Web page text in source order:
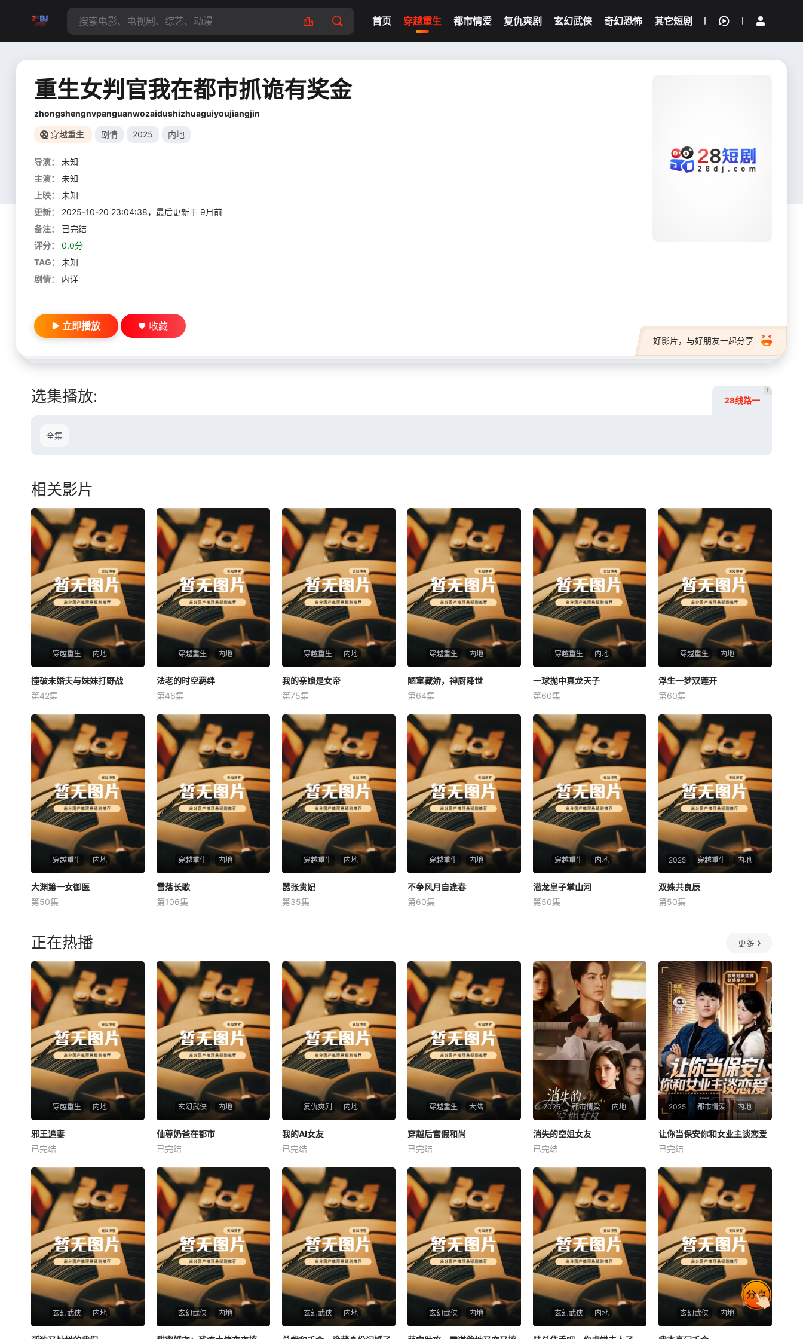
首页 穿越重生 都市情爱 复仇爽剧 玄幻武侠 奇幻恐怖 其它短剧
我的观影记录
重生女判官我在都市抓诡有奖金
zhongshengnvpanguanwozaidushizhuaguiyoujiangjin
穿越重生 剧情 2025 内地
导演：
未知
主演：
未知
上映：
未知
更新：
2025-10-20 23:04:38，最后更新于 9月前
备注：
已完结
评分：
0.0分
TAG：
未知
剧情：
内详
好影片，与好朋友一起分享
立即播放 收藏
选集播放: 28线路一
1
全集
相关影片
穿越重生 内地
未知
撞破未婚夫与妹妹打野战
第42集
穿越重生 内地
法老的时空羁绊
未知
法老的时空羁绊
第46集
穿越重生 内地
我的亲娘是女帝
未知
我的亲娘是女帝
第75集
穿越重生 内地
陋室藏娇，神厨降世
未知
陋室藏娇，神厨降世
第64集
穿越重生 内地
一球抛中真龙天子
未知
一球抛中真龙天子
第60集
穿越重生 内地
浮生一梦双莲开
未知
浮生一梦双莲开
第60集
穿越重生 内地
大渊第一女御医
未知
大渊第一女御医
第50集
穿越重生 内地
雪落长歌
未知
雪落长歌
第106集
穿越重生 内地
嚣张贵妃
未知
嚣张贵妃
第35集
穿越重生 内地
不争风月自逢春
未知
不争风月自逢春
第60集
穿越重生 内地
潜龙皇子掌山河
未知
潜龙皇子掌山河
第50集
2025 穿越重生 内地
双姝共良辰
未知
双姝共良辰
第50集
正在热播 更多
穿越重生 内地
邪王追妻
未知
邪王追妻
已完结
玄幻武侠 内地
仙尊奶爸在都市
未知
仙尊奶爸在都市
已完结
复仇爽剧 内地
我的AI女友
未知
我的AI女友
已完结
穿越重生 大陆
穿越后宫假和尚
未知
穿越后宫假和尚
已完结
2025 都市情爱 内地
消失的空姐女友
未知
消失的空姐女友
已完结
2025 都市情爱 内地
未知
让你当保安你和女业主谈恋爱
已完结
玄幻武侠 内地 玄幻武侠 内地 玄幻武侠 内地 玄幻武侠 内地 玄幻武侠 内地 玄幻武侠 内地